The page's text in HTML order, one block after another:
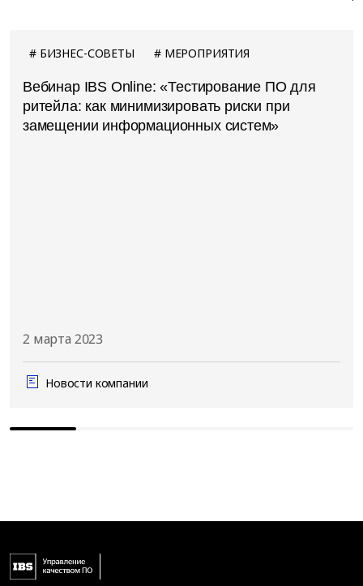
БИЗНЕС-СОВЕТЫ МЕРОПРИЯТИЯ
Вебинар IBS Online: «Тестирование ПО для
ритейла: как минимизировать риски при
замещении информационных систем»
2 марта 2023
Новости компании